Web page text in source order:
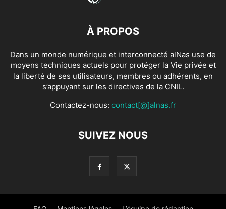
À PROPOS
Dans un monde numérique et interconnecté alNas use de
moyens techniques actuels pour protéger la Vie privée et
la liberté de ses utilisateurs, membres ou adhérents, en
s’appuyant sur les directives de la CNIL.
Contactez-nous: contact[@]alnas.fr
SUIVEZ NOUS